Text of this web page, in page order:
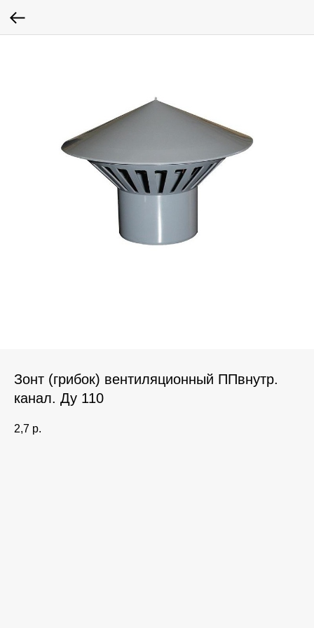
Зонт (грибок) вентиляционный ППвнутр.
канал. Ду 110
2,7 р.